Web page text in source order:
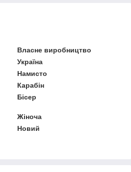
Власне виробництво
Україна
Намисто
Карабін
Бісер
Жіноча
Новий